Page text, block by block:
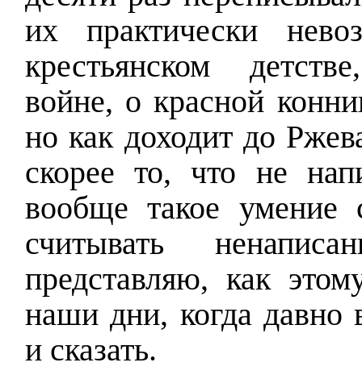
их практически
крестьянском
войне, о красной
но как доходит до
скорее то, что не
вообще такое умение
считывать
представляю, как
наши дни, когда давно
и сказать.